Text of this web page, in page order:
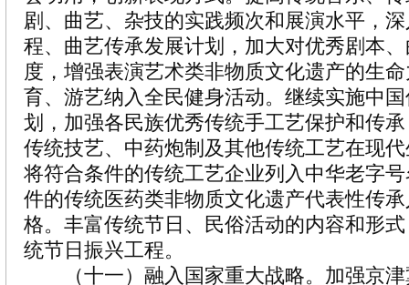
剧、曲艺、杂技的实践频次和展演水平，
程、曲艺传承发展计划，加大对优秀剧本
度，增强表演艺术类非物质文化遗产的生
育、游艺纳入全民健身活动。继续实施中
划，加强各民族优秀传统手工艺保护和传
传统技艺、中药炮制及其他传统工艺在现
将符合条件的传统工艺企业列入中华老字
件的传统医药类非物质文化遗产代表性传
格。丰富传统节日、民俗活动的内容和形
统节日振兴工程。
（十一）融入国家重大战略。加强京津